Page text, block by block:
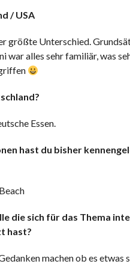
/ USA
größte Unterschied.
war alles sehr familiär, was
Essen.
hast du bisher
die sich für das Thema
hast?
machen ob es